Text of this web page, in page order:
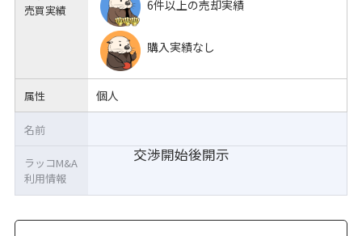
売買実績
6件以上の売却実績
購入実績なし
属性 個人
交渉開始後開示
名前
ラッコM&A
利用情報